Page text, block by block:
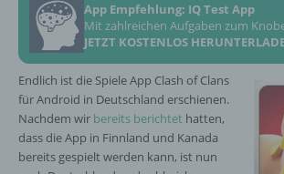
App Empfehlung: IQ Test App
Mit zahlreichen Aufgaben zum
JETZT KOSTENLOS
Endlich ist die Spiele App Clash of Clans
für Android in Deutschland erschienen.
Nachdem wir bereits berichtet hatten,
dass die App in Finnland und Kanada
bereits gespielt werden kann, ist nun